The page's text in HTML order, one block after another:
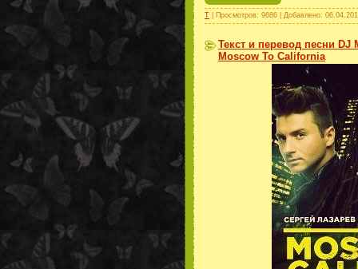
Т | Просмотров: 9686 | Добавлено:
Текст и перевод песни DJ
Moscow To California